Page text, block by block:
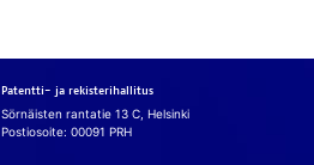
Patentti- ja rekisterihallitus
Sörnäisten rantatie 13 C, Helsinki
Postiosoite: 00091 PRH